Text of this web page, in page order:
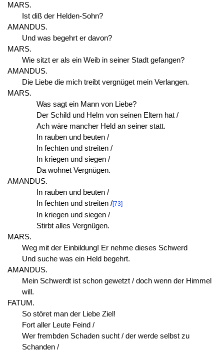
MARS.
Ist diß der Helden-Sohn?
AMANDUS.
Und was begehrt er davon?
MARS.
Wie sitzt er als ein Weib in seiner Stadt gefangen?
AMANDUS.
Die Liebe die mich treibt vergnüget mein Verlangen.
MARS.
Was sagt ein Mann von Liebe?
Der Schild und Helm von seinen Eltern hat /
Ach wäre mancher Held an seiner statt.
In rauben und beuten /
In fechten und streiten /
In kriegen und siegen /
Da wohnet Vergnügen.
AMANDUS.
In rauben und beuten /
In fechten und streiten /[73]
In kriegen und siegen /
Stirbt alles Vergnügen.
MARS.
Weg mit der Einbildung! Er nehme dieses Schwerd
Und suche was ein Held begehrt.
AMANDUS.
Mein Schwerdt ist schon gewetzt / doch wenn der Himmel
will.
FATUM.
So störet man der Liebe Ziel!
Fort aller Leute Feind /
Wer frembden Schaden sucht / der werde selbst zu
Schanden /